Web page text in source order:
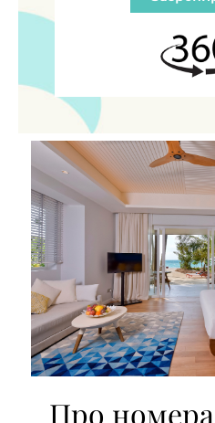
Про номера